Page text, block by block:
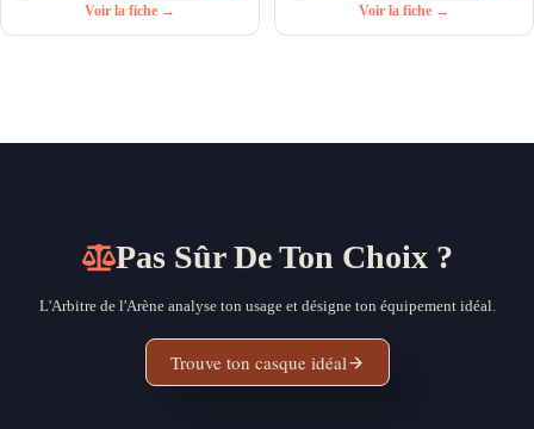
Voir la fiche → Voir la fiche →
Pas Sûr De Ton Choix ?
L'Arbitre de l'Arène analyse ton usage et désigne ton équipement idéal.
Trouve ton casque idéal